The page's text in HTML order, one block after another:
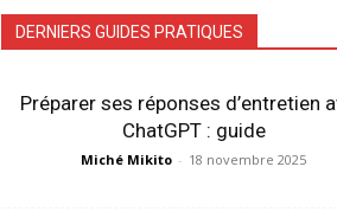
DERNIERS GUIDES PRATIQUES
Préparer ses réponses d’entretien
ChatGPT : guide
Miché Mikito - 18 novembre 2025